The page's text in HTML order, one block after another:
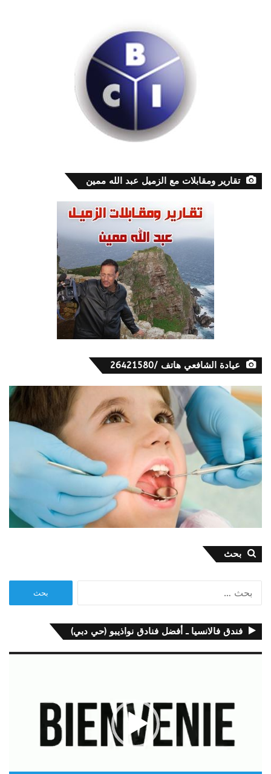
تقارير ومقابلات مع الزميل عبد الله ممين
عيادة الشافعي هاتف /26421580
بحث
فندق فالانسيا ـ أفضل فنادق نواذيبو (حي دبي)
مشغل